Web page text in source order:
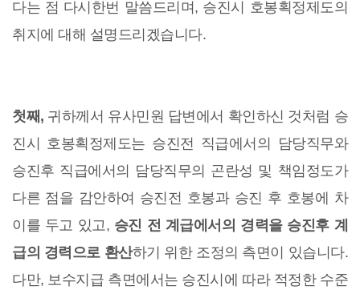
다는 점 다시한번 말씀드리며, 승진시 호봉획정제도의
취지에 대해 설명드리겠습니다.
첫째, 귀하께서 유사민원 답변에서 확인하신 것처럼 승
진시 호봉획정제도는 승진전 직급에서의 담당직무와
승진후 직급에서의 담당직무의 곤란성 및 책임정도가
다른 점을 감안하여 승진전 호봉과 승진 후 호봉에 차
이를 두고 있고, 승진 전 계급에서의 경력을 승진후 계
급의 경력으로 환산하기 위한 조정의 측면이 있습니다.
다만, 보수지급 측면에서는 승진시에 따라 적정한 수준